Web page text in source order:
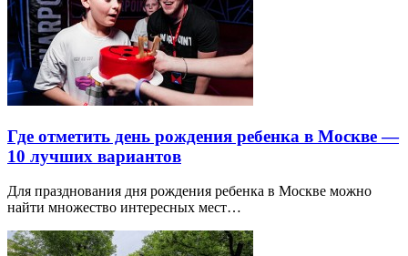
Где отметить день рождения ребенка в Москве —
10 лучших вариантов
Для празднования дня рождения ребенка в Москве можно
найти множество интересных мест…